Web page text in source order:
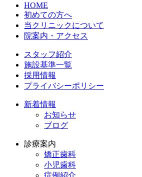
HOME
初めての方へ
当クリニックについて
院案内・アクセス
スタッフ紹介
施設基準一覧
採用情報
プライバシーポリシー
新着情報
お知らせ
ブログ
診療案内
矯正歯科
小児歯科
症例紹介